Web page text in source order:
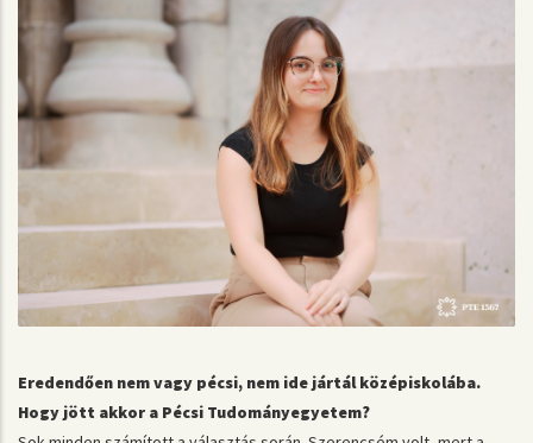
Eredendően nem vagy pécsi, nem ide jártál középiskolába.
Hogy jött akkor a Pécsi Tudományegyetem?